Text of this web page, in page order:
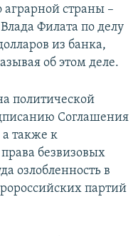
страны –
Филата по делу
из банка,
об этом деле.
политической
Соглашения
также к
безвизовых
озлобленность в
партий